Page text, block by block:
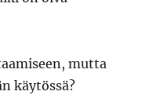
mutta
käytössä?